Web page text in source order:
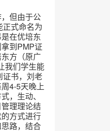
但由于公
式命名为
在优培东
到PMP证
方（原广
我们学生能
证书，刘老
4-5天晚上
，生动、
理理论结
方式进行
路，结合